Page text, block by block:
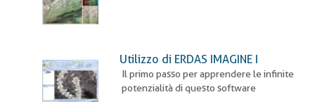
Utilizzo di ERDAS IMAGINE I
Il primo passo per apprendere le infinite
potenzialità di questo software